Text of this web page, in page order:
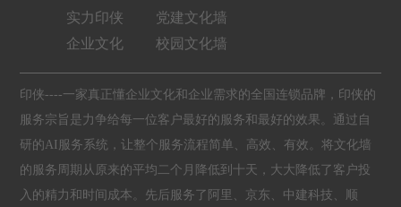
实力印侠
企业文化
党建文化墙
校园文化墙
印侠----一家真正懂企业文化和企业需求的全国连锁品牌，印侠的
服务宗旨是力争给每一位客户最好的服务和最好的效果。通过自
研的AI服务系统，让整个服务流程简单、高效、有效。将文化墙
的服务周期从原来的平均二个月降低到十天，大大降低了客户投
入的精力和时间成本。先后服务了阿里、京东、中建科技、顺